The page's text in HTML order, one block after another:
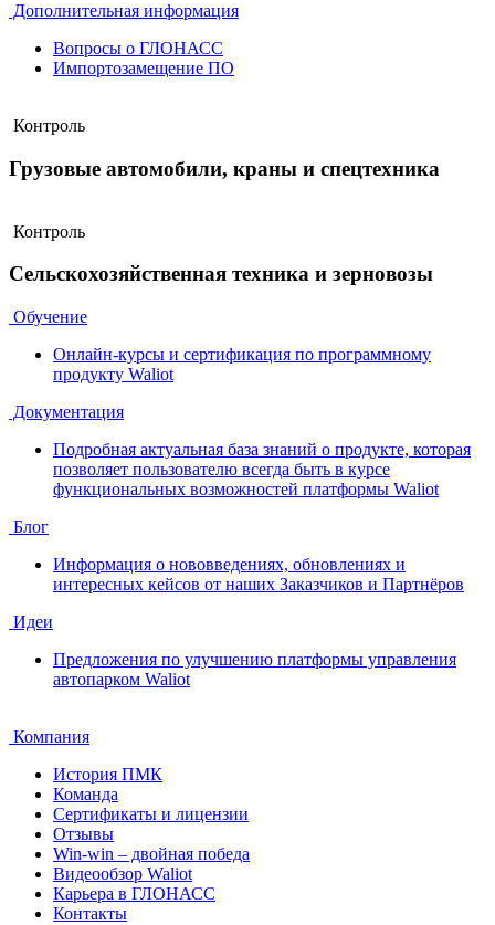
Дополнительная информация
Вопросы о ГЛОНАСС
Импортозамещение ПО
Контроль
Грузовые автомобили, краны и спецтехника
Контроль
Сельскохозяйственная техника и зерновозы
Обучение
Онлайн-курсы и сертификация по программному
продукту Waliot
Документация
Подробная актуальная база знаний о продукте, которая
позволяет пользователю всегда быть в курсе
функциональных возможностей платформы Waliot
Блог
Информация о нововведениях, обновлениях и
интересных кейсов от наших Заказчиков и Партнёров
Идеи
Предложения по улучшению платформы управления
автопарком Waliot
Компания
История ПМК
Команда
Сертификаты и лицензии
Отзывы
Win-win – двойная победа
Видеообзор Waliot
Карьера в ГЛОНАСС
Контакты